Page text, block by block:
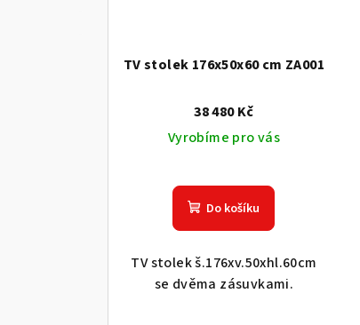
TV stolek 176x50x60 cm ZA001
38 480 Kč
Vyrobíme pro vás
Do košíku
TV stolek š.176xv.50xhl.60cm
se dvěma zásuvkami.